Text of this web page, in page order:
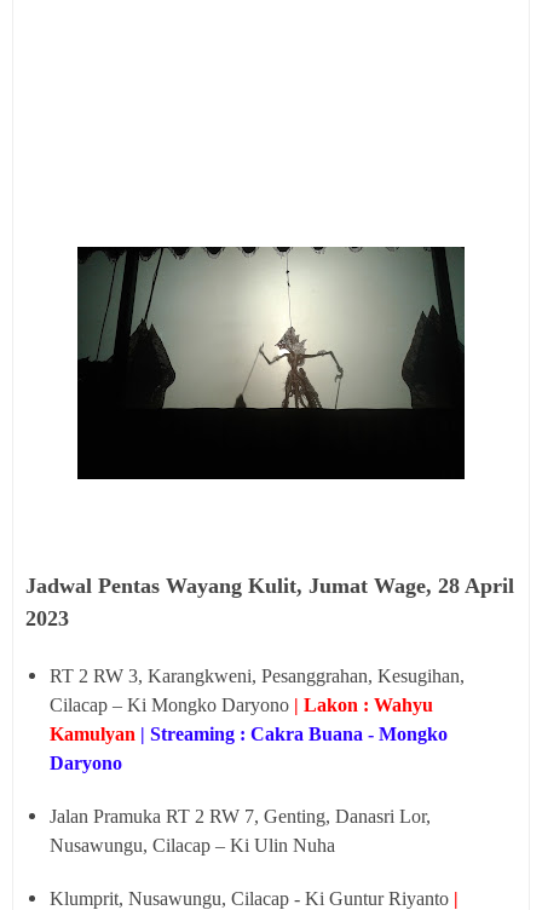
Jadwal Pentas Wayang Kulit, Jumat Wage, 28 April
2023
RT 2 RW 3, Karangkweni, Pesanggrahan, Kesugihan,
Cilacap – Ki Mongko Daryono | Lakon : Wahyu
Kamulyan | Streaming : Cakra Buana - Mongko
Daryono
Jalan Pramuka RT 2 RW 7, Genting, Danasri Lor,
Nusawungu, Cilacap – Ki Ulin Nuha
Klumprit, Nusawungu, Cilacap - Ki Guntur Riyanto |